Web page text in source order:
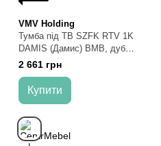
VMV Holding
Тумба під ТВ SZFK RTV 1K
DAMIS (Дамис) ВМВ, дуб
Сонома
2 661 грн
Купити